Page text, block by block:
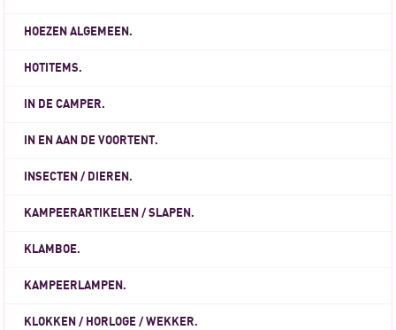
HOEZEN ALGEMEEN.
HOTITEMS.
IN DE CAMPER.
IN EN AAN DE VOORTENT.
INSECTEN / DIEREN.
KAMPEERARTIKELEN / SLAPEN.
KLAMBOE.
KAMPEERLAMPEN.
KLOKKEN / HORLOGE / WEKKER.